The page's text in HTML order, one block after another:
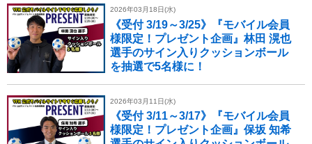
2026年03月18日(水)
《受付 3/19～3/25》『モバイル会員
様限定！プレゼント企画』林田 滉也
選手のサイン入りクッションボール
を抽選で5名様に！
2026年03月11日(水)
《受付 3/11～3/17》『モバイル会員
様限定！プレゼント企画』保坂 知希